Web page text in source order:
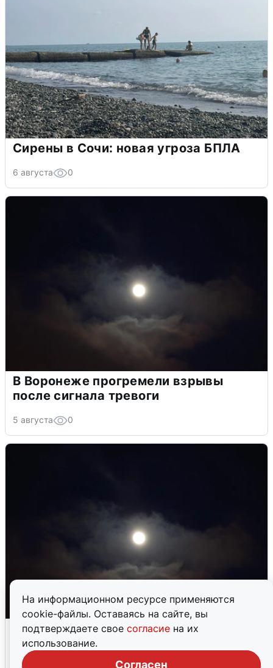
На информационном ресурсе применяются
cookie-файлы. Оставаясь на сайте, вы
подтверждаете свое согласие на их
использование.
Согласен
Сирены в Сочи: новая угроза БПЛА
6 августа 0
В Воронеже прогремели взрывы
после сигнала тревоги
5 августа 0
Взрывы в Воронеже после сигнала
тревоги